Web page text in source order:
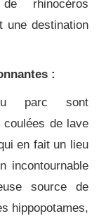
rhinocéros
une destination
:
parc sont
de lave
en fait un lieu
incontournable
source de
hippopotames,